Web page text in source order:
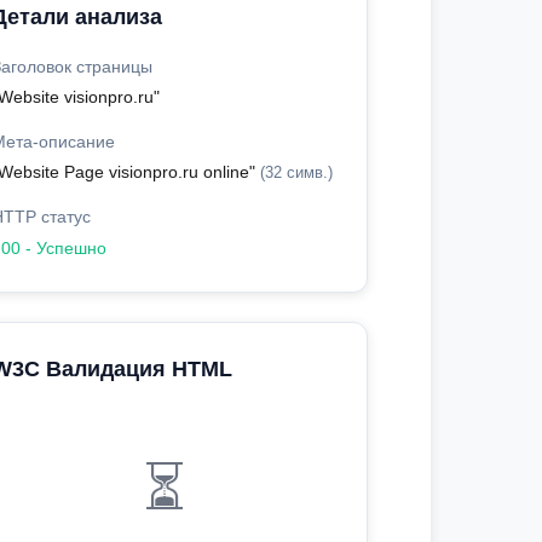
анализа
страницы
visionpro.ru"
описание
Page visionpro.ru online" (32 симв.)
статус
- Успешно
Валидация HTML
⏳